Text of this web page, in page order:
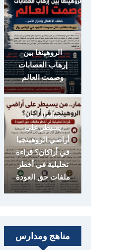
الروهينغا بين
إرهاب العصابات
وصمت العالم
ميانمار.. من
يسيطر على
أراضي الروهينجيا
في أراكان؟ قراءة
تحليلية في أخطر
ملفات حق العودة
مناهج ومدارس